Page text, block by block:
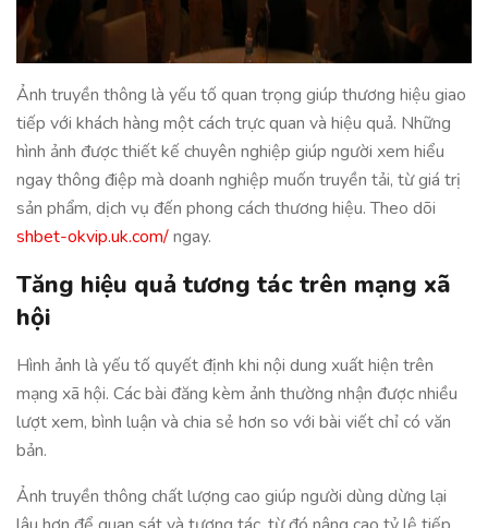
Ảnh truyền thông là yếu tố quan trọng giúp thương hiệu giao
tiếp với khách hàng một cách trực quan và hiệu quả. Những
hình ảnh được thiết kế chuyên nghiệp giúp người xem hiểu
ngay thông điệp mà doanh nghiệp muốn truyền tải, từ giá trị
sản phẩm, dịch vụ đến phong cách thương hiệu. Theo dõi
shbet-okvip.uk.com/ngay.
Tăng hiệu quả tương tác trên mạng xã
hội
Hình ảnh là yếu tố quyết định khi nội dung xuất hiện trên
mạng xã hội. Các bài đăng kèm ảnh thường nhận được nhiều
lượt xem, bình luận và chia sẻ hơn so với bài viết chỉ có văn
bản.
Ảnh truyền thông chất lượng cao giúp người dùng dừng lại